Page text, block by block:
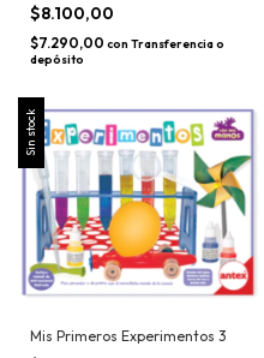
$8.100,00
$7.290,00 con Transferencia o
depósito
Sin stock
Mis Primeros Experimentos 3